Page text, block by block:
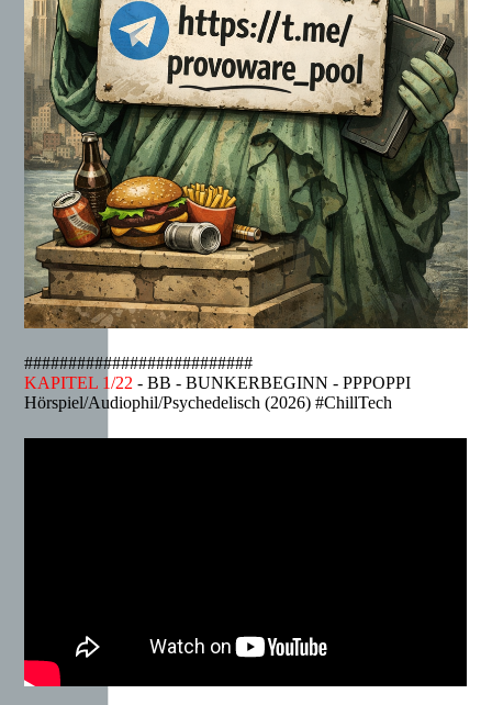
##########################
KAPITEL 1/22 - BB - BUNKERBEGINN - PPPOPPI
Hörspiel/Audiophil/Psychedelisch (2026) #ChillTech